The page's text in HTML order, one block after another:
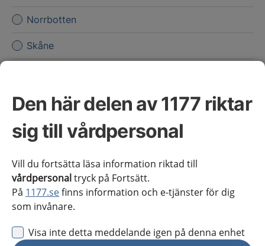
Den här delen av 1177 riktar
sig till vårdpersonal
Vill du fortsätta läsa information riktad till
vårdpersonaltryck på Fortsätt.
På 1177.sefinns information och e-tjänster för dig
som invånare.
Visa inte detta meddelande igen på denna enhet
Norrbotten
Skåne
Sörmland
Uppsala län
Västerbotten
Västernorrland
Västmanland